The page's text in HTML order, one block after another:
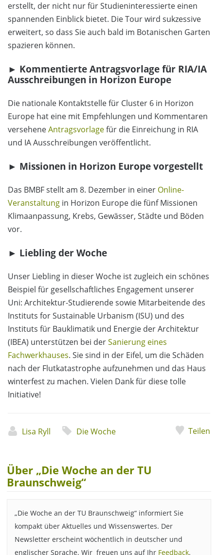
erstellt, der nicht nur für Studieninteressierte einen
spannenden Einblick bietet. Die Tour wird sukzessive
erweitert, so dass Sie auch bald im Botanischen Garten
spazieren können.
► Kommentierte Antragsvorlage für RIA/IA
Ausschreibungen in Horizon Europe
Die nationale Kontaktstelle für Cluster 6 in Horizon
Europe hat eine mit Empfehlungen und Kommentaren
verseheneAntragsvorlagefür die Einreichung in RIA
und IA Ausschreibungen veröffentlicht.
► Missionen in Horizon Europe vorgestellt
Das BMBF stellt am 8. Dezember in einer Online-
Veranstaltung in Horizon Europe die fünf Missionen
Klimaanpassung, Krebs, Gewässer, Städte und Böden
vor.
► Liebling der Woche
Unser Liebling in dieser Woche ist zugleich ein schönes
Beispiel für gesellschaftliches Engagement unserer
Uni: Architektur-Studierende sowie Mitarbeitende des
Instituts for Sustainable Urbanism (ISU) und des
Instituts für Bauklimatik und Energie der Architektur
(IBEA) unterstützen bei derSanierung eines
Fachwerkhauses. Sie sind in der Eifel, um die Schäden
nach der Flutkatastrophe aufzunehmen und das Haus
winterfest zu machen. Vielen Dank für diese tolle
Initiative!
Lisa Ryll Die Woche Teilen
Über „Die Woche an der TU
Braunschweig“
„Die Woche an der TU Braunschweig“ informiert Sie
kompakt über Aktuelles und Wissenswertes. Der
Newsletter erscheint wöchentlich in deutscher und
englischer Sprache. Wir freuen uns auf Ihr Feedback.